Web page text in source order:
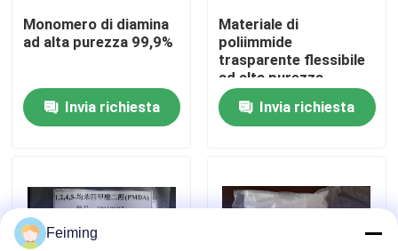
Controllo di qualità
Richieda una citazione
Monomero del Polyimide
Materiale ricoprente di gomma
Monomero di diamina
ad alta purezza 99,9%
Invia richiesta
Materiale di
poliimmide
trasparente flessibile
ad alta purezza
Invia richiesta
Feiming